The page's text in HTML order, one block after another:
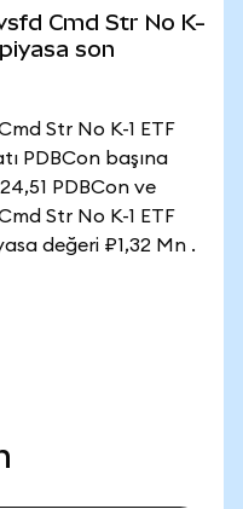
Cmd Str No K-
son
Str No K-1 ETF
PDBCon başına
PDBCon ve
Str No K-1 ETF
değeri ₽1,32 Mn .